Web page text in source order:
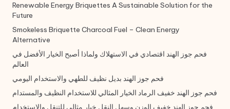
Renewable Energy Briquettes A Sustainable Solution for the
Future
Smokeless Briquette Charcoal Fuel – Clean Energy
Alternative
فحم جوز الهند اقتصادي في الاستهلاك ولماذا أصبح الخيار الأفضل في
العالم
فحم جوز الهند بديل نظيف للطهي والاستخدام اليومي
فحم جوز الهند خفيف الرماد الخيار المثالي للاستخدام النظيف والمستدام